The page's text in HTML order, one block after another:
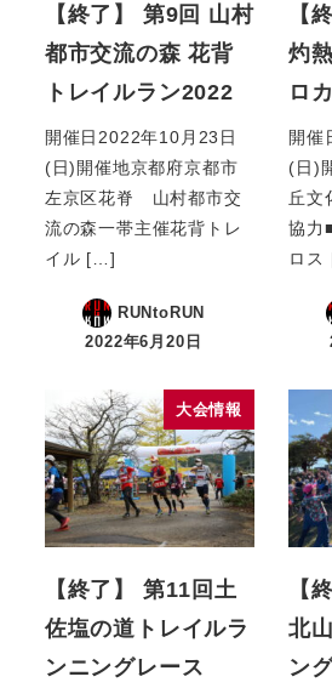
【終了】 第9回 山村
都市交流の森 花背
トレイルラン2022
開催日2022年10月23日
(日)開催地京都府京都市
左京区花脊 山村都市交
流の森一帯主催花背トレ
イル […]
RUNtoRUN
2022年6月20日
【
灼
ロ
開催
(日)
丘文
協
ロ
大会情報
【終了】 第11回土
佐塩の道トレイルラ
ンニングレース
【
北
ン